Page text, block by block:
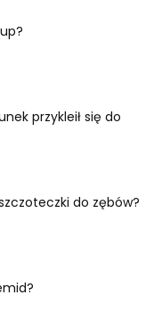
przykleił się do
do zębów?